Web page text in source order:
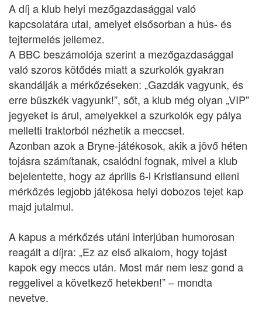
A díj a klub helyi mezőgazdasággal való
kapcsolatára utal, amelyet elsősorban a hús- és
tejtermelés jellemez.
A BBC beszámolója szerint a mezőgazdasággal
való szoros kötődés miatt a szurkolók gyakran
skandálják a mérkőzéseken: „Gazdák vagyunk, és
erre büszkék vagyunk!”, sőt, a klub még olyan „VIP”
jegyeket is árul, amelyekkel a szurkolók egy pálya
melletti traktorból nézhetik a meccset.
Azonban azok a Bryne-játékosok, akik a jövő héten
tojásra számítanak, csalódni fognak, mivel a klub
bejelentette, hogy az április 6-i Kristiansund elleni
mérkőzés legjobb játékosa helyi dobozos tejet kap
majd jutalmul.
A kapus a mérkőzés utáni interjúban humorosan
reagált a díjra: „Ez az első alkalom, hogy tojást
kapok egy meccs után. Most már nem lesz gond a
reggelivel a következő hetekben!” – mondta
nevetve.